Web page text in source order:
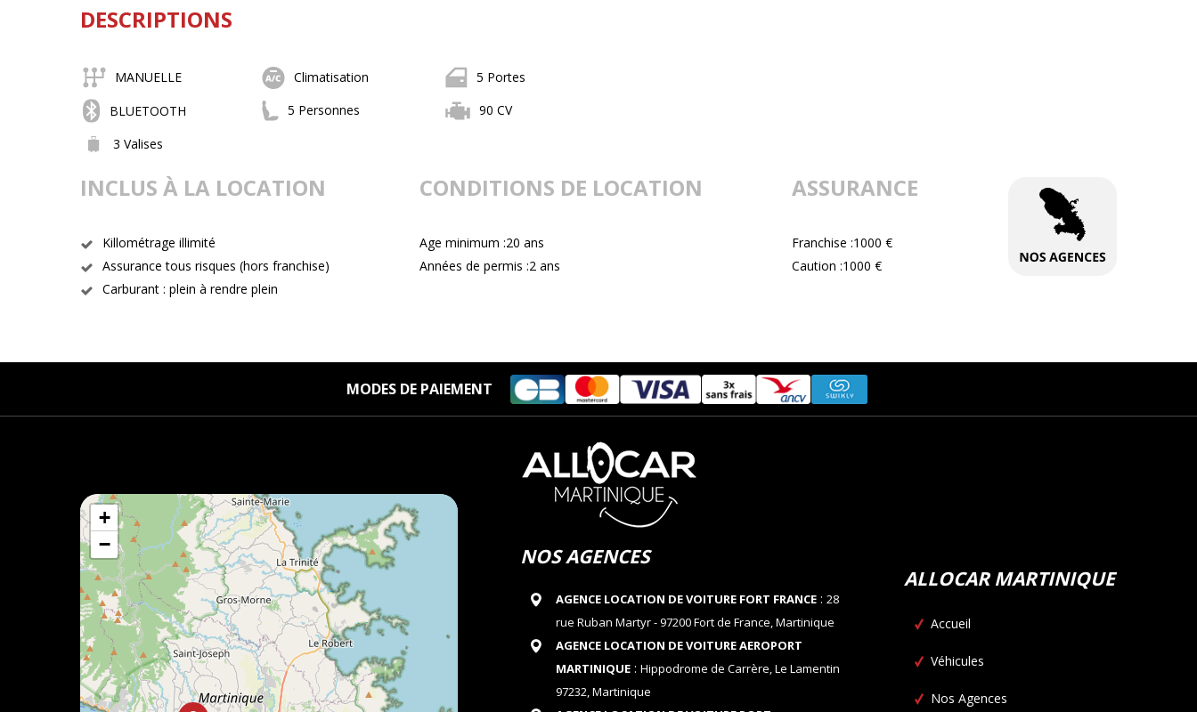
DESCRIPTIONS
MANUELLE Climatisation
5 Portes
BLUETOOTH
5 Personnes
90 CV
3 Valises
INCLUS À LA LOCATION
Killométrage illimité
Assurance tous risques (hors franchise)
Carburant : plein à rendre plein
CONDITIONS DE LOCATION
Age minimum :20 ans
Années de permis :2 ans
ASSURANCE
Franchise :1000 €
Caution :1000 €
MODES DE PAIEMENT
+
−
NOS AGENCES
AGENCE LOCATION DE VOITURE FORT FRANCE: 28
rue Ruban Martyr - 97200 Fort de France, Martinique
AGENCE LOCATION DE VOITURE AEROPORT
MARTINIQUE: Hippodrome de Carrère, Le Lamentin
97232, Martinique
ALLOCAR MARTINIQUE
Accueil
Véhicules
Nos Agences